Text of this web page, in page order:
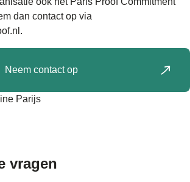
dan contact op via
Neem contact op
vragen